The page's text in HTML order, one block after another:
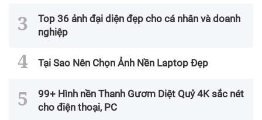
Top 36 ảnh đại diện đẹp cho cá nhân và doanh
nghiệp
Tại Sao Nên Chọn Ảnh Nền Laptop Đẹp
99+ Hình nền Thanh Gươm Diệt Quỷ 4K sắc nét
cho điện thoại, PC